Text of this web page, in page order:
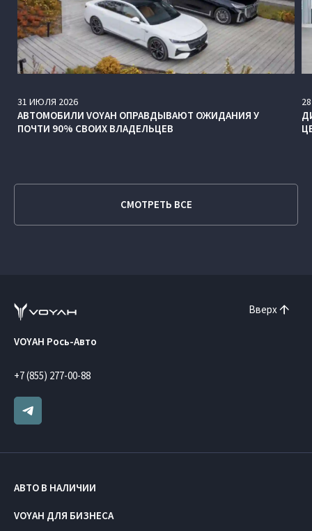
31 ИЮЛЯ 2026
АВТОМОБИЛИ VOYAH ОПРАВДЫВАЮТ ОЖИДАНИЯ У
ПОЧТИ 90% СВОИХ ВЛАДЕЛЬЦЕВ
28
СМОТРЕТЬ ВСЕ
Вверх
VOYAH Рось-Авто
+7 (855) 277-00-88
АВТО В НАЛИЧИИ
VOYAH ДЛЯ БИЗНЕСА